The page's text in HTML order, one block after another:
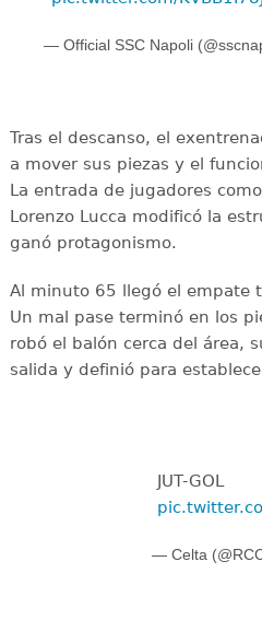
— Official SSC Napoli
Tras el descanso, el
a mover sus piezas y el
La entrada de jugadores
Lorenzo Lucca modificó la
ganó protagonismo.
Al minuto 65 llegó el empate
Un mal pase terminó en los
robó el balón cerca del área,
salida y definió para
JUT-GOL
— Celta